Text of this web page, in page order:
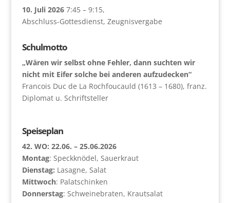
10. Juli 2026 7:45 – 9:15,
Abschluss-Gottesdienst, Zeugnisvergabe
Schulmotto
„Wären wir selbst ohne Fehler, dann suchten wir
nicht mit Eifer solche bei anderen aufzudecken“
Francois Duc de La Rochfoucauld (1613 – 1680), franz.
Diplomat u. Schriftsteller
Speiseplan
42. WO: 22.06. – 25.06.2026
Montag: Speckknödel, Sauerkraut
Dienstag: Lasagne, Salat
Mittwoch: Palatschinken
Donnerstag: Schweinebraten, Krautsalat